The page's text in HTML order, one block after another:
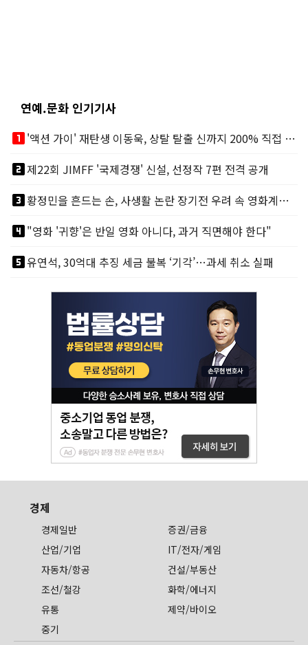
연예.문화 인기기사
looks_one
'액션 가이' 재탄생 이동욱, 상탈 탈출 신까지 200% 직접 소화
looks_two제22회 JIMFF '국제경쟁' 신설, 선정작 7편 전격 공개
looks_3
황정민을 흔드는 손, 사생활 논란 장기전 우려 속 영화계도 리스크
looks_4"영화 '귀향'은 반일 영화 아니다, 과거 직면해야 한다"
looks_5유연석, 30억대 추징 세금 불복 ‘기각’…과세 취소 실패
경제
경제일반
증권/금융
산업/기업
IT/전자/게임
자동차/항공
건설/부동산
조선/철강
화학/에너지
유통
제약/바이오
중기